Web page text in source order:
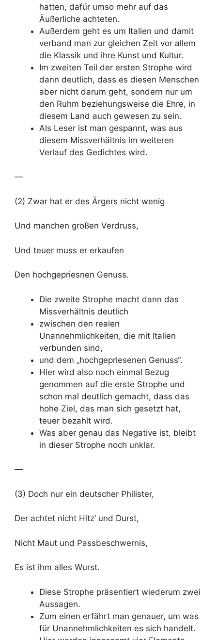
hatten, dafür umso mehr auf das
Äußerliche achteten.
Außerdem geht es um Italien und damit
verband man zur gleichen Zeit vor allem
die Klassik und ihre Kunst und Kultur.
Im zweiten Teil der ersten Strophe wird
dann deutlich, dass es diesen Menschen
aber nicht darum geht, sondern nur um
den Ruhm beziehungsweise die Ehre, in
diesem Land auch gewesen zu sein.
Als Leser ist man gespannt, was aus
diesem Missverhältnis im weiteren
Verlauf des Gedichtes wird.
—
(2) Zwar hat er des Ärgers nicht wenig
Und manchen großen Verdruss,
Und teuer muss er erkaufen
Den hochgepriesnen Genuss.
Die zweite Strophe macht dann das
Missverhältnis deutlich
zwischen den realen
Unannehmlichkeiten, die mit Italien
verbunden sind,
und dem „hochgepriesenen Genuss“.
Hier wird also noch einmal Bezug
genommen auf die erste Strophe und
schon mal deutlich gemacht, dass das
hohe Ziel, das man sich gesetzt hat,
teuer bezahlt wird.
Was aber genau das Negative ist, bleibt
in dieser Strophe noch unklar.
—
(3) Doch nur ein deutscher Philister,
Der achtet nicht Hitz‘ und Durst,
Nicht Maut und Passbeschwernis,
Es ist ihm alles Wurst.
Diese Strophe präsentiert wiederum zwei
Aussagen.
Zum einen erfährt man genauer, um was
für Unannehmlichkeiten es sich handelt.